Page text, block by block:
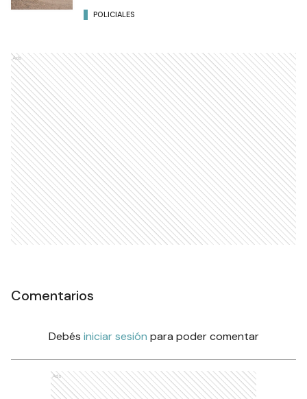
POLICIALES
Ads
Comentarios
Debés iniciar sesión para poder comentar
Ads